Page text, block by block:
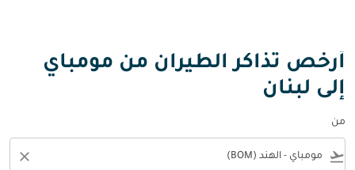
أرخص تذاكر الطيران من مومباي
إلى لبنان
من
flight_takeoff
close